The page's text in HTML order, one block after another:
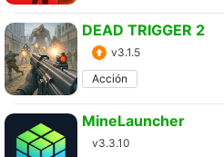
DEAD TRIGGER 2
v3.1.5
Acción
MineLauncher
v3.3.10